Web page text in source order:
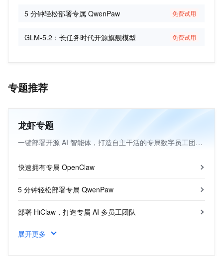
应用安全
办公安全
网络优化
网络高可用
可观测
日志管理
网络监控
云资源监控
5 分钟轻松部署专属 QwenPaw 免费试用
GLM-5.2：长任务时代开源旗舰模型 免费试用
专题推荐
龙虾专题
一键部署开源 AI 智能体，打造自主干活的专属数字员工团队。
快速拥有专属 OpenClaw
5 分钟轻松部署专属 QwenPaw
部署 HiClaw，打造专属 AI 多员工团队
Hermes Agent，打造自进化智能体
展开更多